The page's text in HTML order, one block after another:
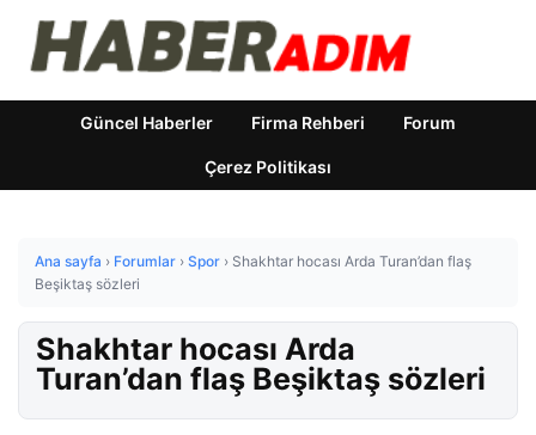
Güncel Haberler Firma Rehberi Forum
Çerez Politikası
Ana sayfa › Forumlar › Spor › Shakhtar hocası Arda Turan’dan flaş
Beşiktaş sözleri
Shakhtar hocası Arda
Turan’dan flaş Beşiktaş sözleri